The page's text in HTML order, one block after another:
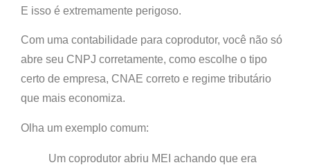
E isso é extremamente perigoso.
Com uma contabilidade para coprodutor, você não só
abre seu CNPJ corretamente, como escolhe o tipo
certo de empresa, CNAE correto e regime tributário
que mais economiza.
Olha um exemplo comum:
Um coprodutor abriu MEI achando que era